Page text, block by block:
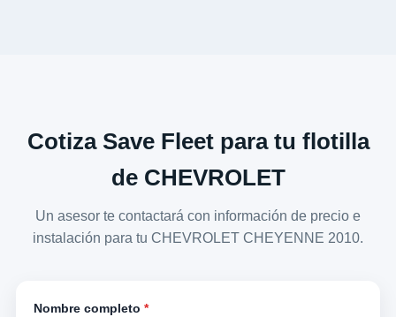
Cotiza Save Fleet para tu flotilla
de CHEVROLET
Un asesor te contactará con información de precio e
instalación para tu CHEVROLET CHEYENNE 2010.
Nombre completo *